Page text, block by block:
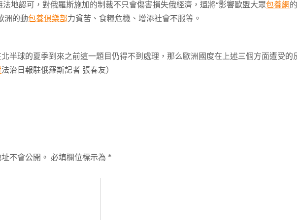
地認可，對俄羅斯施加的制裁不只會傷害損失俄經濟，還將“影響歐盟大眾包養網的
洲的動包養俱樂部力貧苦、食糧危機、增添社會不服等。
球的夏季到來之前這一題目仍得不到處理，那么歐洲國度在上述三個方面遭受的
法治日報駐俄羅斯記者 張春友）
不會公開。 必填欄位標示為 *